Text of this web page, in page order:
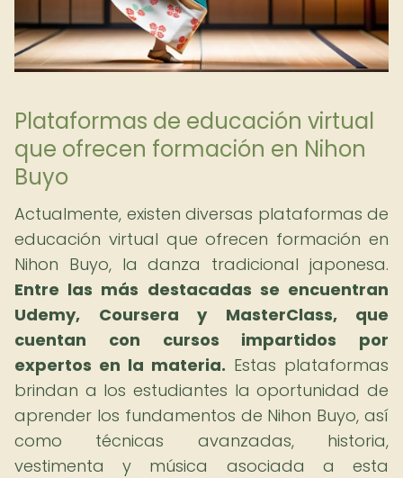
Plataformas de educación virtual
que ofrecen formación en Nihon
Buyo
Actualmente, existen diversas plataformas de
educación virtual que ofrecen formación en
Nihon Buyo, la danza tradicional japonesa.
Entre las más destacadas se encuentran
Udemy, Coursera y MasterClass, que
cuentan con cursos impartidos por
expertos en la materia. Estas plataformas
brindan a los estudiantes la oportunidad de
aprender los fundamentos de Nihon Buyo, así
como técnicas avanzadas, historia,
vestimenta y música asociada a esta